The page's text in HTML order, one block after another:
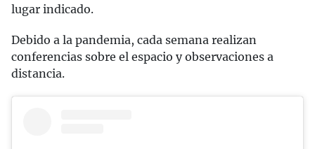
lugar indicado.
Debido a la pandemia, cada semana realizan
conferencias sobre el espacio y observaciones a
distancia.